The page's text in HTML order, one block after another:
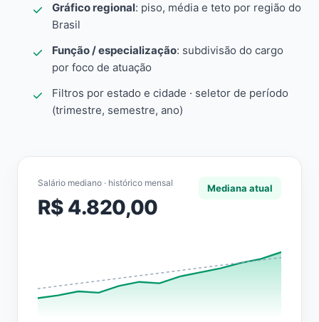
Gráfico regional: piso, média e teto por região do
Brasil
Função / especialização: subdivisão do cargo
por foco de atuação
Filtros por estado e cidade · seletor de período
(trimestre, semestre, ano)
Salário mediano · histórico mensal
R$ 4.820,00
Mediana atual